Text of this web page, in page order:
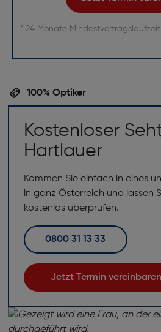
* 24 Monate Mindestvertragslaufzeit
100% Optiker
Kostenloser
Hartlauer
Kommen Sie einfach in eines
in ganz Österreich und lassen
kostenlos überprüfen.
0800 31 13 33
Jetzt Termin vereinbaren